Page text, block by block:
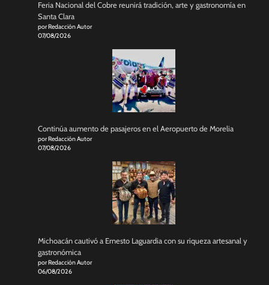
Feria Nacional del Cobre reunirá tradición, arte y gastronomía en
Santa Clara
por Redacción Autor
07/08/2026
Continúa aumento de pasajeros en el Aeropuerto de Morelia
por Redacción Autor
07/08/2026
Michoacán cautivó a Ernesto Laguardia con su riqueza artesanal y
gastronómica
por Redacción Autor
06/08/2026